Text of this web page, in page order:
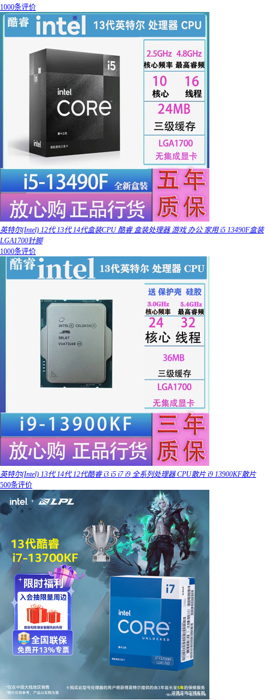
1000条评价
英特尔(Intel) 12代 13代 14代盒装CPU 酷睿 盒装处理器 游戏 办公 家用 i5 13490F盒装
LGA1700针脚
1000条评价
英特尔(Intel) 13代 14代 12代酷睿 i3 i5 i7 i9 全系列处理器 CPU散片 i9 13900KF散片
500条评价